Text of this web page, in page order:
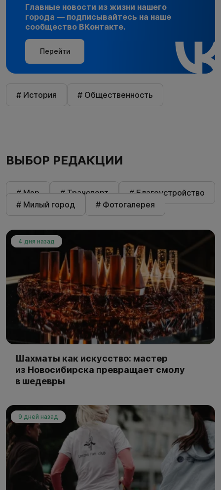
Главные новости из жизни нашего
города — подписывайтесь на наше
сообщество ВКонтакте.
Перейти
# История # Общественность
ВЫБОР РЕДАКЦИИ
# Мэр # Транспорт
# Благоустройство
# Милый город
# Фотогалерея
4 дня назад
Шахматы как искусство: мастер
из Новосибирска превращает смолу
в шедевры
9 дней назад